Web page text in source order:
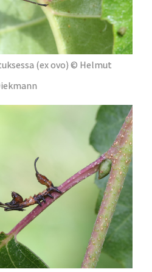
(ex ovo) © Helmut